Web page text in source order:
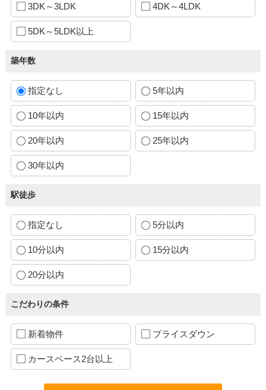
3DK～3LDK 4DK～4LDK
5DK～5LDK以上
築年数
指定なし 5年以内
10年以内 15年以内
20年以内 25年以内
30年以内
駅徒歩
指定なし 5分以内
10分以内 15分以内
20分以内
こだわりの条件
新着物件 プライスダウン
カースペース2台以上